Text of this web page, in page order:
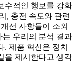
수적인 행보를 강화
, 충전 속도와 관련
선 사항들이 소외
는 우리의 분석 결과
. 제품 혁신은 정치
을 제시한다고 생각